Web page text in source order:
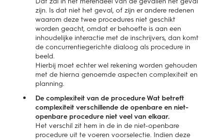
zijn. Is dat niet het geval, of zijn er andere redenen
waarom deze twee procedures niet geschikt
worden geacht, omdat er behoefte is aan een
inhoudelijke interactie met de inschrijvers, dan komt
de concurrentiegerichte dialoog als procedure in
beeld.
Hierbij moet echter wel rekening worden gehouden
met de hierna genoemde aspecten complexiteit en
planning.
De complexiteit van de procedure Wat betreft
complexiteit verschillende de openbare en niet-
openbare procedure niet veel van elkaar.
Het verschil zit hem in de in de niet-openbare
procedure uit te voeren voorselectie. Indien deze